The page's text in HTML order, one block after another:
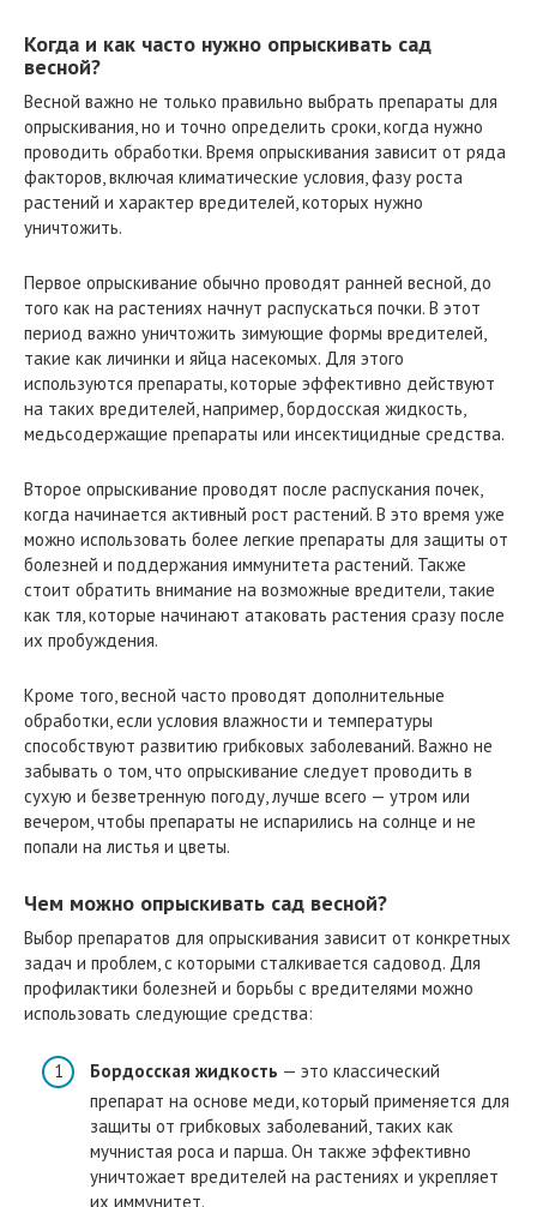
Когда и как часто нужно опрыскивать сад
весной?
Весной важно не только правильно выбрать препараты для
опрыскивания, но и точно определить сроки, когда нужно
проводить обработки. Время опрыскивания зависит от ряда
факторов, включая климатические условия, фазу роста
растений и характер вредителей, которых нужно
уничтожить.
Первое опрыскивание обычно проводят ранней весной, до
того как на растениях начнут распускаться почки. В этот
период важно уничтожить зимующие формы вредителей,
такие как личинки и яйца насекомых. Для этого
используются препараты, которые эффективно действуют
на таких вредителей, например, бордосская жидкость,
медьсодержащие препараты или инсектицидные средства.
Второе опрыскивание проводят после распускания почек,
когда начинается активный рост растений. В это время уже
можно использовать более легкие препараты для защиты от
болезней и поддержания иммунитета растений. Также
стоит обратить внимание на возможные вредители, такие
как тля, которые начинают атаковать растения сразу после
их пробуждения.
Кроме того, весной часто проводят дополнительные
обработки, если условия влажности и температуры
способствуют развитию грибковых заболеваний. Важно не
забывать о том, что опрыскивание следует проводить в
сухую и безветренную погоду, лучше всего — утром или
вечером, чтобы препараты не испарились на солнце и не
попали на листья и цветы.
Чем можно опрыскивать сад весной?
Выбор препаратов для опрыскивания зависит от конкретных
задач и проблем, с которыми сталкивается садовод. Для
профилактики болезней и борьбы с вредителями можно
использовать следующие средства:
Бордосская жидкость — это классический
препарат на основе меди, который применяется для
защиты от грибковых заболеваний, таких как
мучнистая роса и парша. Он также эффективно
уничтожает вредителей на растениях и укрепляет
их иммунитет.